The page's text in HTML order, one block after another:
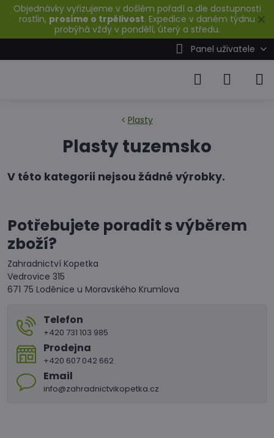
✕
Objednávky vyřizujeme v došlém pořadí a dle dostupnosti
rostlin, prosíme o trpělivost. Expedice v daném týdnu
probýhá vždy v pondělí, úterý a středu.
Panel uživatele
Plasty
Plasty tuzemsko
Potřebujete poradit s výběrem
zboží?
Zahradnictví Kopetka
Vedrovice 315
671 75 Loděnice u Moravského Krumlova
Telefon
+420 731 103 985
Prodejna
+420 607 042 662
Email
info@zahradnictvikopetka.cz